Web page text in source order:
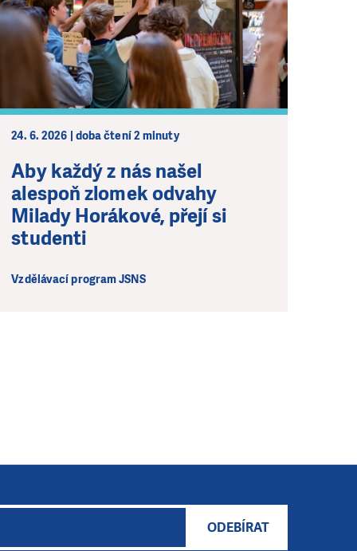
24. 6. 2026 | doba čtení 2 minuty
Aby každý z nás našel
alespoň zlomek odvahy
Milady Horákové, přejí si
studenti
Vzdělávací program JSNS
ODEBÍRAT